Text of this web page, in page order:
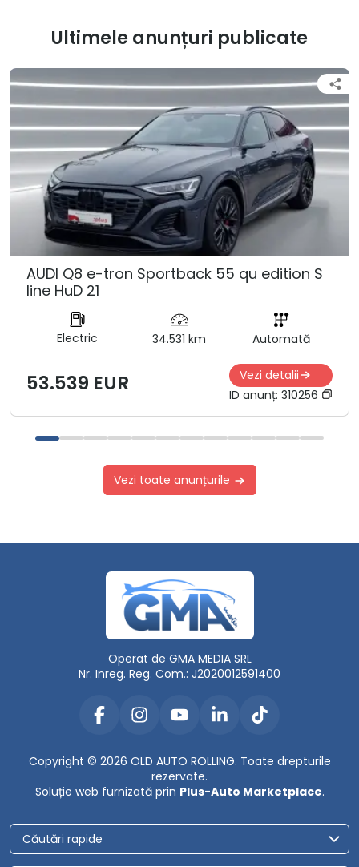
Ultimele anunțuri publicate
AUDI Q8 e-tron Sportback 55 qu edition S
line HuD 21
Electric 34.531 km Automată
53.539 EUR
Vezi detalii
ID anunț: 310256
Vezi toate anunțurile
Operat de GMA MEDIA SRL
Nr. Inreg. Reg. Com.: J2020012591400
Copyright © 2026 OLD AUTO ROLLING. Toate drepturile
rezervate.
Soluție web furnizată prin Plus-Auto Marketplace.
Căutări rapide